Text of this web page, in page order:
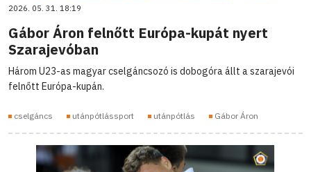
2026. 05. 31. 18:19
Gábor Áron felnőtt Európa-kupát nyert
Szarajevóban
Három U23-as magyar cselgáncsozó is dobogóra állt a szarajevói
felnőtt Európa-kupán.
cselgáncs utánpótlássport utánpótlás Gábor Áron